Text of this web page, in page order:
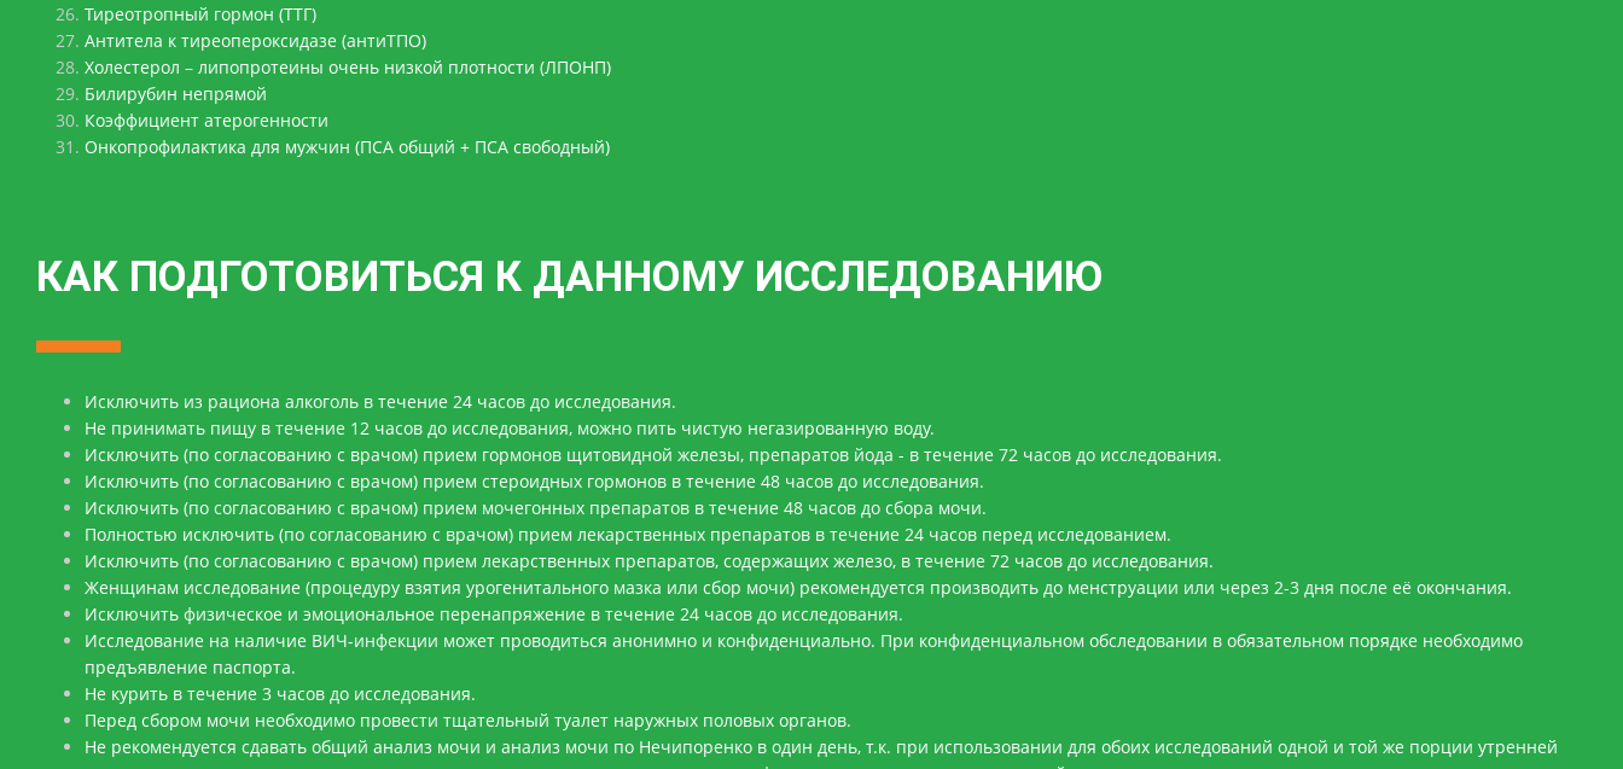
Тиреотропный гормон (ТТГ)
Антитела к тиреопероксидазе (антиТПО)
Холестерол – липопротеины очень низкой плотности (ЛПОНП)
Билирубин непрямой
Коэффициент атерогенности
Онкопрофилактика для мужчин (ПСА общий + ПСА свободный)
КАК ПОДГОТОВИТЬСЯ К ДАННОМУ ИССЛЕДОВАНИЮ
Исключить из рациона алкоголь в течение 24 часов до исследования.
Не принимать пищу в течение 12 часов до исследования, можно пить чистую негазированную воду.
Исключить (по согласованию с врачом) прием гормонов щитовидной железы, препаратов йода - в течение 72 часов до исследования.
Исключить (по согласованию с врачом) прием стероидных гормонов в течение 48 часов до исследования.
Исключить (по согласованию с врачом) прием мочегонных препаратов в течение 48 часов до сбора мочи.
Полностью исключить (по согласованию с врачом) прием лекарственных препаратов в течение 24 часов перед исследованием.
Исключить (по согласованию с врачом) прием лекарственных препаратов, содержащих железо, в течение 72 часов до исследования.
Женщинам исследование (процедуру взятия урогенитального мазка или сбор мочи) рекомендуется производить до менструации или через 2-3 дня после её окончания.
Исключить физическое и эмоциональное перенапряжение в течение 24 часов до исследования.
Исследование на наличие ВИЧ-инфекции может проводиться анонимно и конфиденциально. При конфиденциальном обследовании в обязательном порядке необходимо
предъявление паспорта.
Не курить в течение 3 часов до исследования.
Перед сбором мочи необходимо провести тщательный туалет наружных половых органов.
Не рекомендуется сдавать общий анализ мочи и анализ мочи по Нечипоренко в один день, т.к. при использовании для обоих исследований одной и той же порции утренней